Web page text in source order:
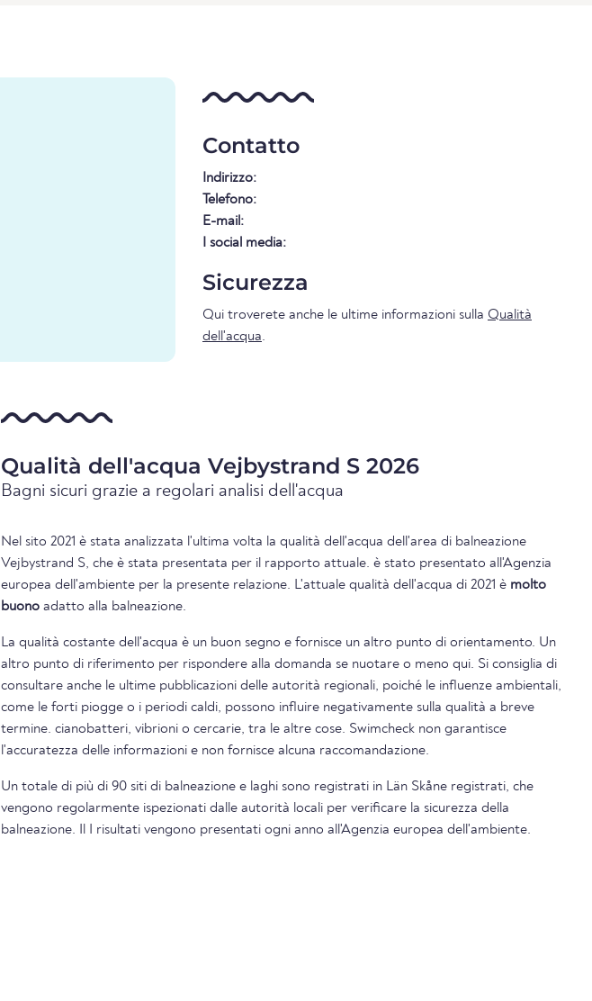
Contatto
Indirizzo:
Telefono:
E-mail:
I social media:
Sicurezza
Qui troverete anche le ultime informazioni sulla Qualità
dell'acqua.
Qualità dell'acqua Vejbystrand S 2026
Bagni sicuri grazie a regolari analisi dell'acqua
Nel sito 2021 è stata analizzata l'ultima volta la qualità dell'acqua dell'area di balneazione
Vejbystrand S, che è stata presentata per il rapporto attuale. è stato presentato all'Agenzia
europea dell'ambiente per la presente relazione. L'attuale qualità dell'acqua di 2021 è molto
buono adatto alla balneazione.
La qualità costante dell'acqua è un buon segno e fornisce un altro punto di orientamento. Un
altro punto di riferimento per rispondere alla domanda se nuotare o meno qui. Si consiglia di
consultare anche le ultime pubblicazioni delle autorità regionali, poiché le influenze ambientali,
come le forti piogge o i periodi caldi, possono influire negativamente sulla qualità a breve
termine. cianobatteri, vibrioni o cercarie, tra le altre cose. Swimcheck non garantisce
l'accuratezza delle informazioni e non fornisce alcuna raccomandazione.
Un totale di più di 90 siti di balneazione e laghi sono registrati in Län Skåne registrati, che
vengono regolarmente ispezionati dalle autorità locali per verificare la sicurezza della
balneazione. Il I risultati vengono presentati ogni anno all'Agenzia europea dell'ambiente.